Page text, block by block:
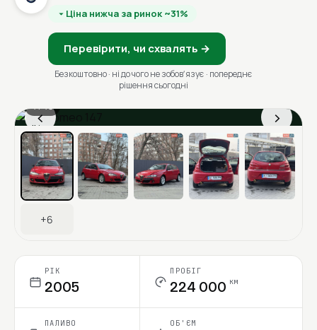
Ціна нижча за ринок ~31%
Перевірити, чи схвалять →
Безкоштовно · ні до чого не зобовʼязує · попереднє
рішення сьогодні
‹ ›
1 / 13
Ціна в місяць
+6
РІК
2005
ПРОБІГ
224 000 км
ПАЛИВО ОБ'ЄМ